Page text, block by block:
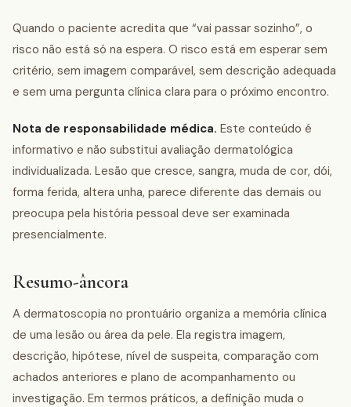
Quando o paciente acredita que “vai passar sozinho”, o
risco não está só na espera. O risco está em esperar sem
critério, sem imagem comparável, sem descrição adequada
e sem uma pergunta clínica clara para o próximo encontro.
Nota de responsabilidade médica. Este conteúdo é
informativo e não substitui avaliação dermatológica
individualizada. Lesão que cresce, sangra, muda de cor, dói,
forma ferida, altera unha, parece diferente das demais ou
preocupa pela história pessoal deve ser examinada
presencialmente.
Resumo-âncora
A dermatoscopia no prontuário organiza a memória clínica
de uma lesão ou área da pele. Ela registra imagem,
descrição, hipótese, nível de suspeita, comparação com
achados anteriores e plano de acompanhamento ou
investigação. Em termos práticos, a definição muda o